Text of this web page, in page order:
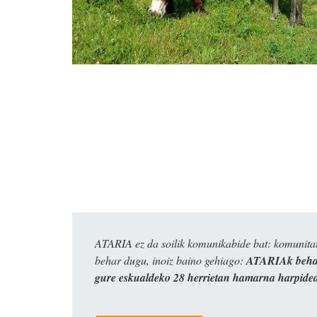
ATARIA ez da soilik komunikabide bat:
behar dugu, inoiz baino gehiago: ATARIAk
gure eskualdeko 28 herrietan hamarna